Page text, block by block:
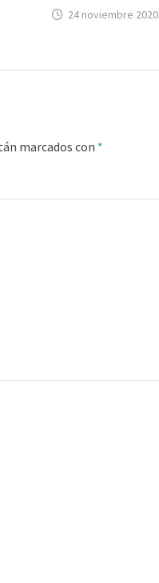
24 noviembre 2020
marcados con *